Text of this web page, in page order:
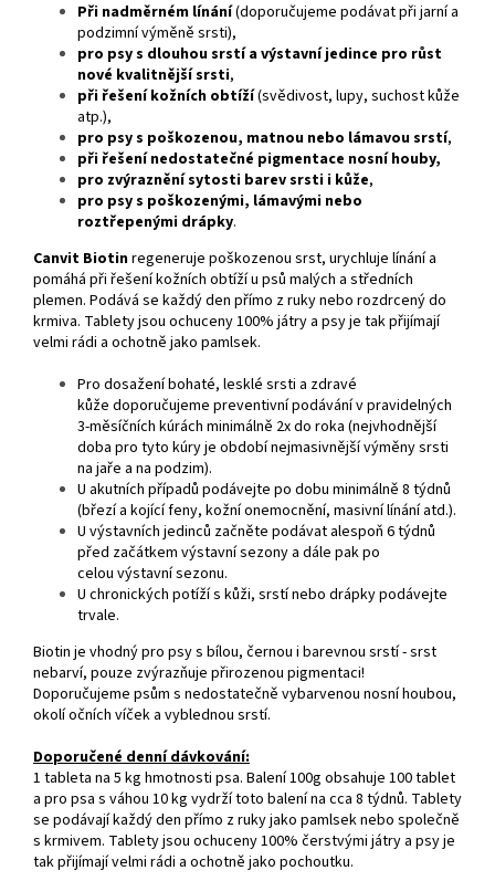
Při nadměrném línání(doporučujeme podávat při jarní a
podzimní výměně srsti),
pro psy s dlouhou srstí a výstavní jedince pro růst
nové kvalitnější srsti,
při řešení kožních obtíží(svědivost, lupy, suchost kůže
atp.),
pro psy s poškozenou, matnou nebo lámavou srstí,
při řešení nedostatečné pigmentace nosní houby,
pro zvýraznění sytosti barev srsti i kůže,
pro psy s poškozenými, lámavými nebo
roztřepenými drápky.
Canvit Biotinregeneruje poškozenou srst, urychluje línání a
pomáhá při řešení kožních obtíží u psů malých a středních
plemen. Podává se každý den přímo z ruky nebo rozdrcený do
krmiva. Tablety jsou ochuceny 100% játry a psy je tak přijímají
velmi rádi a ochotně jako pamlsek.
Pro dosažení bohaté, lesklé srsti a zdravé
kůže doporučujeme preventivní podávání v pravidelných
3-měsíčních kúrách minimálně 2x do roka (nejvhodnější
doba pro tyto kúry je období nejmasivnější výměny srsti
na jaře a na podzim).
U akutních případů podávejte po dobu minimálně 8 týdnů
(březí a kojící feny, kožní onemocnění, masivní línání atd.).
U výstavních jedinců začněte podávat alespoň 6 týdnů
před začátkem výstavní sezony a dále pak po
celou výstavní sezonu.
U chronických potíží s kůži, srstí nebo drápky podávejte
trvale.
Biotin je vhodný pro psy s bílou, černou i barevnou srstí - srst
nebarví, pouze zvýrazňuje přirozenou pigmentaci!
Doporučujeme psům s nedostatečně vybarvenou nosní houbou,
okolí očních víček a vyblednou srstí.
Doporučené denní dávkování:
1 tableta na 5 kg hmotnosti psa. Balení 100g obsahuje 100 tablet
a pro psa s váhou 10 kg vydrží toto balení na cca 8 týdnů. Tablety
se podávají každý den přímo z ruky jako pamlsek nebo společně
s krmivem. Tablety jsou ochuceny 100% čerstvými játry a psy je
tak přijímají velmi rádi a ochotně jako pochoutku.